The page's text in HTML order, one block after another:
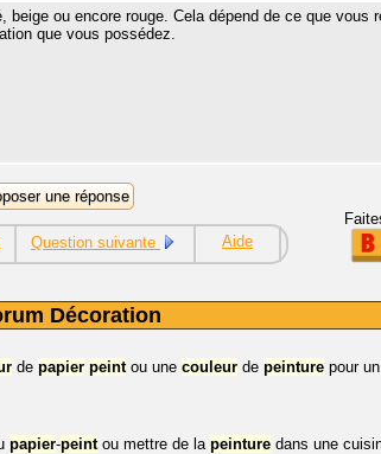
beige ou encore rouge. Cela dépend de ce que vous
que vous possédez.
Question suivante Aide
Décoration
de papier peintou une couleur de peinture pour
papier-peintou mettre de la peinture dans une